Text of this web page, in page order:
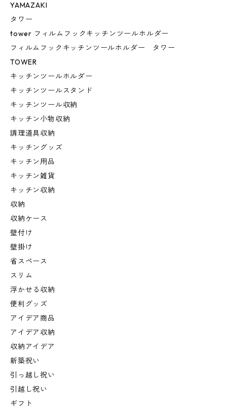
YAMAZAKI
タワー
tower フィルムフックキッチンツールホルダー
フィルムフックキッチンツールホルダー タワー
TOWER
キッチンツールホルダー
キッチンツールスタンド
キッチンツール収納
キッチン小物収納
調理道具収納
キッチングッズ
キッチン用品
キッチン雑貨
キッチン収納
収納
収納ケース
壁付け
壁掛け
省スペース
スリム
浮かせる収納
便利グッズ
アイデア商品
アイデア収納
収納アイデア
新築祝い
引っ越し祝い
引越し祝い
ギフト